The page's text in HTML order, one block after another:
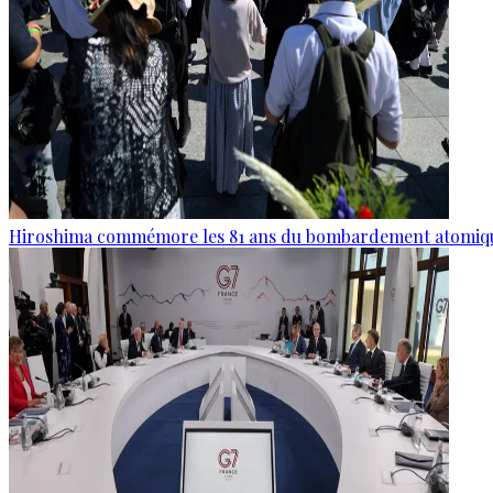
Hiroshima commémore les 81 ans du bombardement